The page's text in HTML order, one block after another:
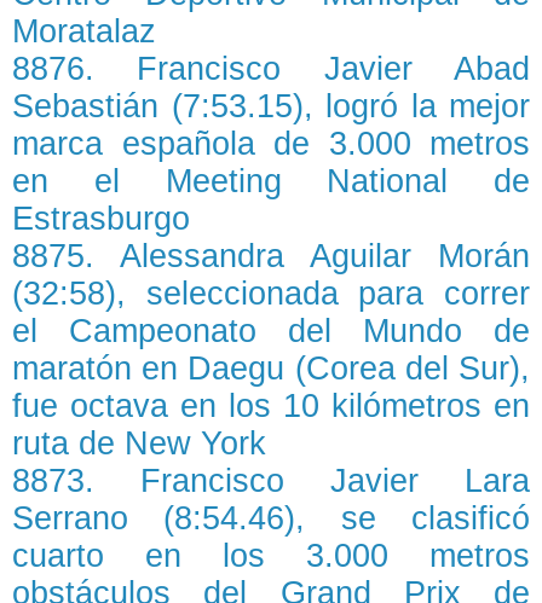
Moratalaz
8876. Francisco Javier Abad
Sebastián (7:53.15), logró la mejor
marca española de 3.000 metros
en el Meeting National de
Estrasburgo
8875. Alessandra Aguilar Morán
(32:58), seleccionada para correr
el Campeonato del Mundo de
maratón en Daegu (Corea del Sur),
fue octava en los 10 kilómetros en
ruta de New York
8873. Francisco Javier Lara
Serrano (8:54.46), se clasificó
cuarto en los 3.000 metros
obstáculos del Grand Prix de